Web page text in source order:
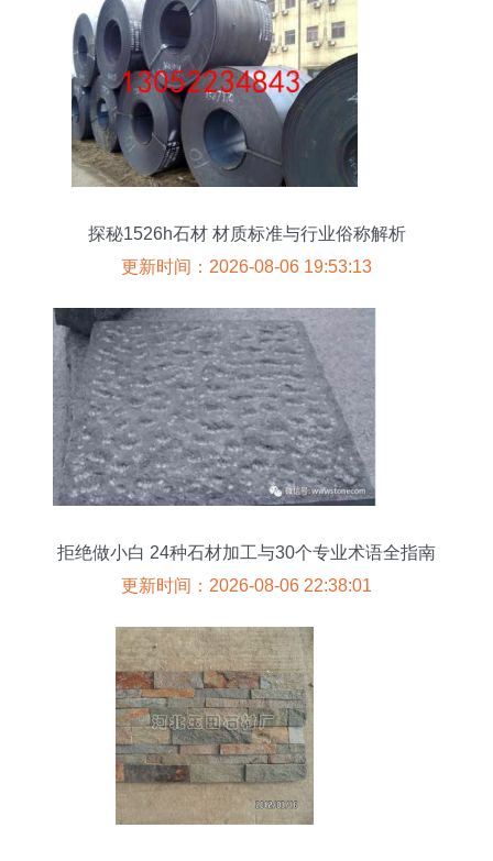
探秘1526h石材 材质标准与行业俗称解析
更新时间：2026-08-06 19:53:13
拒绝做小白 24种石材加工与30个专业术语全指南
更新时间：2026-08-06 22:38:01